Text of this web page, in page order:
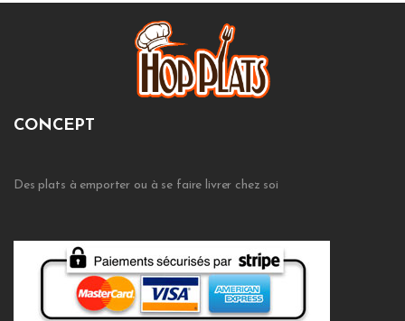
CONCEPT
Des plats à emporter ou à se faire livrer chez soi